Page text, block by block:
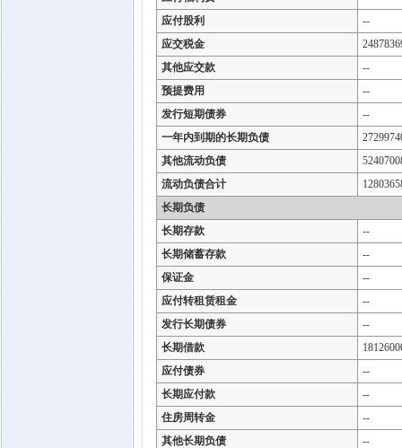
应付股利
--
应交税金
其他应交款
--
预提费用
--
发行短期债券
--
一年内到期的长期负债
其他流动负债
流动负债合计
长期负债
长期存款
--
长期储蓄存款
--
保证金
--
应付转租赁租金
--
发行长期债券
--
长期借款
应付债券
--
长期应付款
--
住房周转金
--
其他长期负债
--